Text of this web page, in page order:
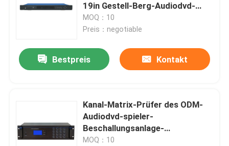
19in Gestell-Berg-Audiodvd-
spieler-
MOQ：10
Preis：negotiable
Bestpreis Kontakt
Kanal-Matrix-Prüfer des ODM-
Audiodvd-spieler-
Beschallungsanlage-
Audioquell16
MOQ：10